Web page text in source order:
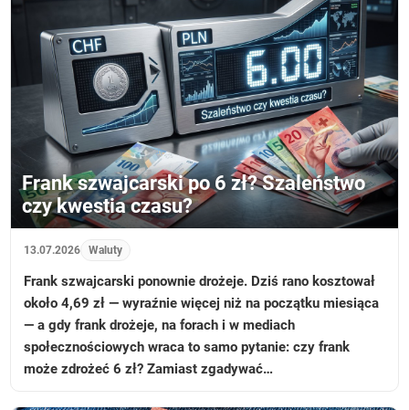
Frank szwajcarski po 6 zł? Szaleństwo
czy kwestia czasu?
13.07.2026 Waluty
Frank szwajcarski ponownie drożeje. Dziś rano kosztował
około 4,69 zł — wyraźnie więcej niż na początku miesiąca
— a gdy frank drożeje, na forach i w mediach
społecznościowych wraca to samo pytanie: czy frank
może zdrożeć 6 zł? Zamiast zgadywać…